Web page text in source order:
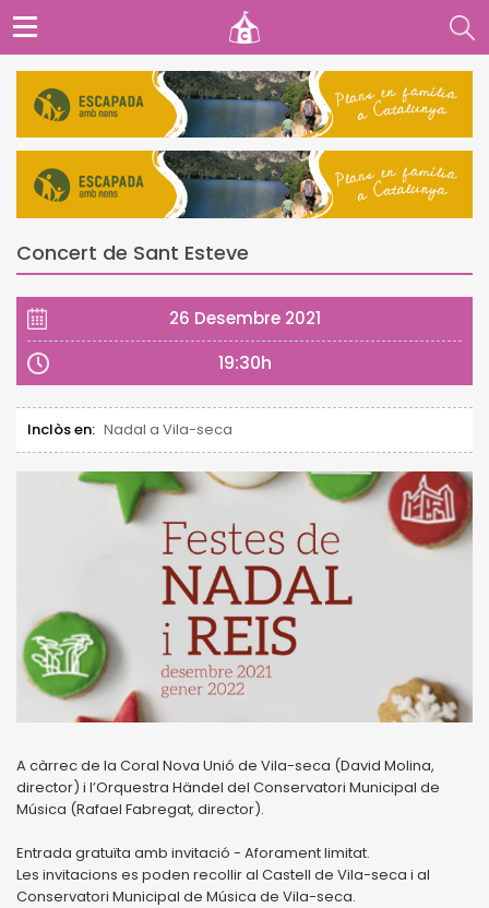
Concert de Sant Esteve
26 Desembre 2021
19:30h
Inclòs en: Nadal a Vila-seca
A càrrec de la Coral Nova Unió de Vila-seca (David Molina,
director) i l’Orquestra Händel del Conservatori Municipal de
Música (Rafael Fabregat, director).
Entrada gratuïta amb invitació - Aforament limitat.
Les invitacions es poden recollir al Castell de Vila-seca i al
Conservatori Municipal de Música de Vila-seca.